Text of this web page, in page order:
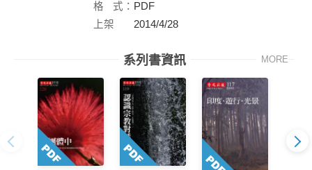
格
式： PDF
上架
2014/4/28
系列書資訊 MORE